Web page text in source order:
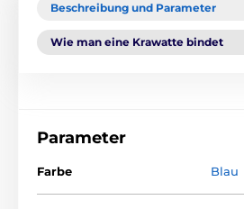
Beschreibung und Parameter
Wie man eine Krawatte bindet
Parameter
Farbe Blau